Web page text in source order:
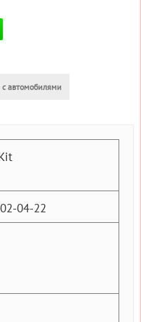
автомобилями
04-22